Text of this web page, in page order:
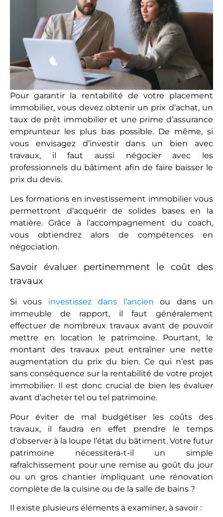
Pour garantir la rentabilité de votre placement
immobilier, vous devez obtenir un prix d’achat, un
taux de prêt immobilier et une prime d’assurance
emprunteur les plus bas possible. De même, si
vous envisagez d’investir dans un bien avec
travaux, il faut aussi négocier avec les
professionnels du bâtiment afin de faire baisser le
prix du devis.
Les formations en investissement immobilier vous
permettront d’acquérir de solides bases en la
matière. Grâce à l’accompagnement du coach,
vous obtiendrez alors de compétences en
négociation.
Savoir évaluer pertinemment le coût des
travaux
Si vous investissez dans l’ancien ou dans un
immeuble de rapport, il faut généralement
effectuer de nombreux travaux avant de pouvoir
mettre en location le patrimoine. Pourtant, le
montant des travaux peut entraîner une nette
augmentation du prix du bien. Ce qui n’est pas
sans conséquence sur la rentabilité de votre projet
immobilier. Il est donc crucial de bien les évaluer
avant d’acheter tel ou tel patrimoine.
Pour éviter de mal budgétiser les coûts des
travaux, il faudra en effet prendre le temps
d’observer à la loupe l’état du bâtiment. Votre futur
patrimoine nécessitera-t-il un simple
rafraîchissement pour une remise au goût du jour
ou un gros chantier impliquant une rénovation
complète de la cuisine ou de la salle de bains ?
Il existe plusieurs éléments à examiner, à savoir :